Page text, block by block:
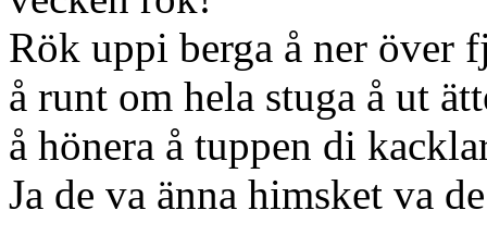
Rök uppi berga å ner över
å runt om hela stuga å ut
å hönera å tuppen di
Ja de va änna himsket va